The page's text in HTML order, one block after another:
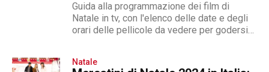
Guida alla programmazione dei film di
Natale in tv, con l'elenco delle date e degli
orari delle pellicole da vedere per godersi
Natale